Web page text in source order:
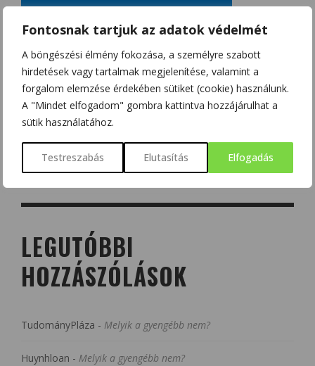
Fontosnak tartjuk az adatok védelmét
A böngészési élmény fokozása, a személyre szabott
hirdetések vagy tartalmak megjelenítése, valamint a
forgalom elemzése érdekében sütiket (cookie) használunk.
A "Mindet elfogadom" gombra kattintva hozzájárulhat a
sütik használatához.
Testreszabás Elutasítás Elfogadás
LEGUTÓBBI
HOZZÁSZÓLÁSOK
TudományPláza - Melyik a gyengébb nem?
Huynhloan - Melyik a gyengébb nem?